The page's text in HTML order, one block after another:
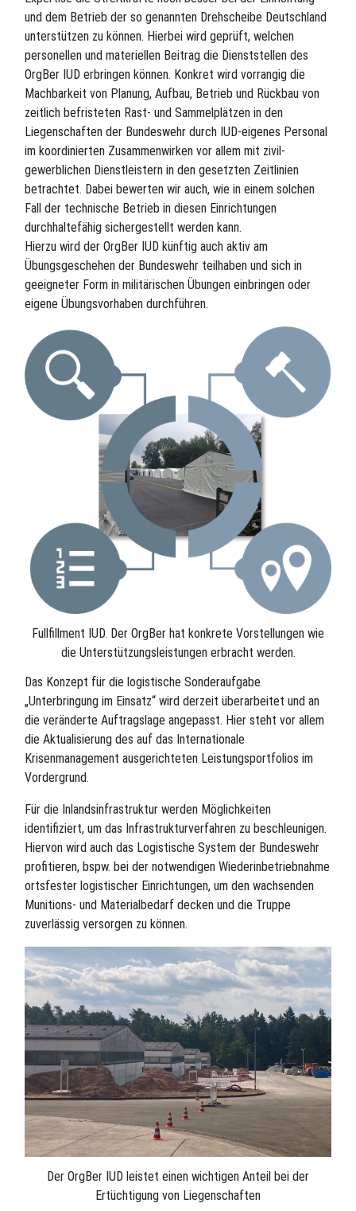
und dem Betrieb der so genannten Drehscheibe Deutschland
unterstützen zu können. Hierbei wird geprüft, welchen
personellen und materiellen Beitrag die Dienststellen des
OrgBer IUD erbringen können. Konkret wird vorrangig die
Machbarkeit von Planung, Aufbau, Betrieb und Rückbau von
zeitlich befristeten Rast- und Sammelplätzen in den
Liegenschaften der Bundeswehr durch IUD-eigenes Personal
im koordinierten Zusammenwirken vor allem mit zivil-
gewerblichen Dienstleistern in den gesetzten Zeitlinien
betrachtet. Dabei bewerten wir auch, wie in einem solchen
Fall der technische Betrieb in diesen Einrichtungen
durchhaltefähig sichergestellt werden kann.
Hierzu wird der OrgBer IUD künftig auch aktiv am
Übungsgeschehen der Bundeswehr teilhaben und sich in
geeigneter Form in militärischen Übungen einbringen oder
eigene Übungsvorhaben durchführen.
Fullfillment IUD. Der OrgBer hat konkrete Vorstellungen wie
die Unterstützungsleistungen erbracht werden.
Das Konzept für die logistische Sonderaufgabe
„Unterbringung im Einsatz“ wird derzeit überarbeitet und an
die veränderte Auftragslage angepasst. Hier steht vor allem
die Aktualisierung des auf das Internationale
Krisenmanagement ausgerichteten Leistungsportfolios im
Vordergrund.
Für die Inlandsinfrastruktur werden Möglichkeiten
identifiziert, um das Infrastrukturverfahren zu beschleunigen.
Hiervon wird auch das Logistische System der Bundeswehr
profitieren, bspw. bei der notwendigen Wiederinbetriebnahme
ortsfester logistischer Einrichtungen, um den wachsenden
Munitions- und Materialbedarf decken und die Truppe
zuverlässig versorgen zu können.
Der OrgBer IUD leistet einen wichtigen Anteil bei der
Ertüchtigung von Liegenschaften